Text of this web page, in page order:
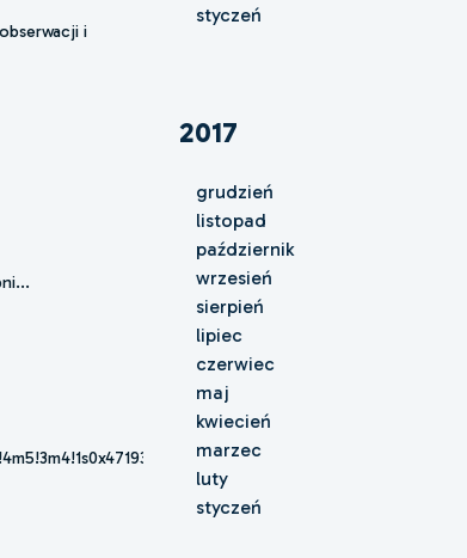
i
styczeń
2017
grudzień
listopad
październik
wrzesień
sierpień
lipiec
czerwiec
maj
kwiecień
marzec
luty
styczeń